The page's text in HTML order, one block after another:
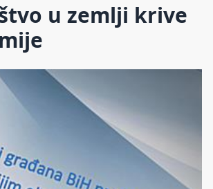
u zemlji krive